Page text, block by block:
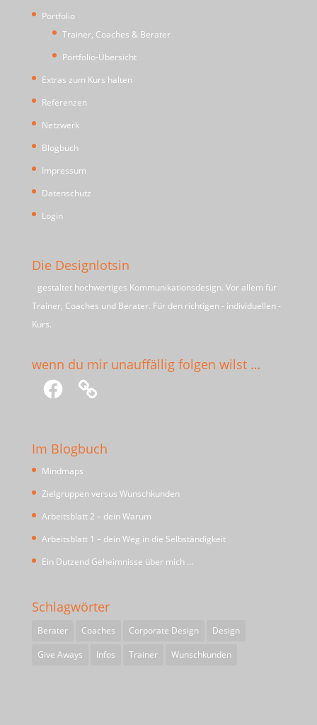
Portfolio
Trainer, Coaches & Berater
Portfolio-Übersicht
Extras zum Kurs halten
Referenzen
Netzwerk
Blogbuch
Impressum
Datenschutz
Login
Die Designlotsin
gestaltet hochwertiges Kommunikationsdesign. Vor allem für
Trainer, Coaches und Berater. Für den richtigen - individuellen -
Kurs.
wenn du mir unauffällig folgen wilst …
Facebook
Im Blogbuch
Mindmaps
Zielgruppen versus Wunschkunden
Arbeitsblatt 2 – dein Warum
Arbeitsblatt 1 – dein Weg in die Selbständigkeit
Ein Dutzend Geheimnisse über mich …
Schlagwörter
Berater Coaches Corporate Design
Design
Give Aways
Infos Trainer Wunschkunden